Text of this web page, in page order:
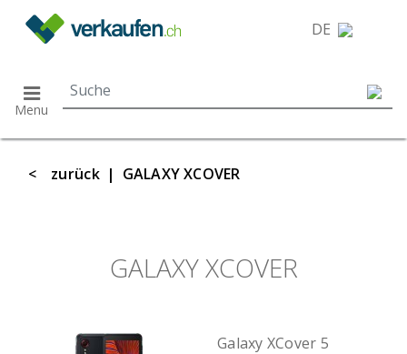
DE
Menu
< zurück | GALAXY XCOVER
GALAXY XCOVER
Galaxy XCover 5